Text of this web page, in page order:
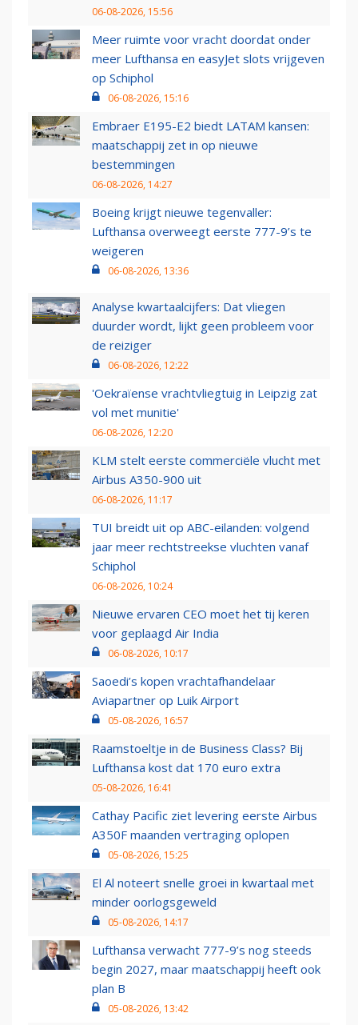
06-08-2026, 15:56
Meer ruimte voor vracht doordat onder
meer Lufthansa en easyJet slots vrijgeven
op Schiphol
06-08-2026, 15:16
Embraer E195-E2 biedt LATAM kansen:
maatschappij zet in op nieuwe
bestemmingen
06-08-2026, 14:27
Boeing krijgt nieuwe tegenvaller:
Lufthansa overweegt eerste 777-9’s te
weigeren
06-08-2026, 13:36
Analyse kwartaalcijfers: Dat vliegen
duurder wordt, lijkt geen probleem voor
de reiziger
06-08-2026, 12:22
'Oekraïense vrachtvliegtuig in Leipzig zat
vol met munitie'
06-08-2026, 12:20
KLM stelt eerste commerciële vlucht met
Airbus A350-900 uit
06-08-2026, 11:17
TUI breidt uit op ABC-eilanden: volgend
jaar meer rechtstreekse vluchten vanaf
Schiphol
06-08-2026, 10:24
Nieuwe ervaren CEO moet het tij keren
voor geplaagd Air India
06-08-2026, 10:17
Saoedi’s kopen vrachtafhandelaar
Aviapartner op Luik Airport
05-08-2026, 16:57
Raamstoeltje in de Business Class? Bij
Lufthansa kost dat 170 euro extra
05-08-2026, 16:41
Cathay Pacific ziet levering eerste Airbus
A350F maanden vertraging oplopen
05-08-2026, 15:25
El Al noteert snelle groei in kwartaal met
minder oorlogsgeweld
05-08-2026, 14:17
Lufthansa verwacht 777-9’s nog steeds
begin 2027, maar maatschappij heeft ook
plan B
05-08-2026, 13:42